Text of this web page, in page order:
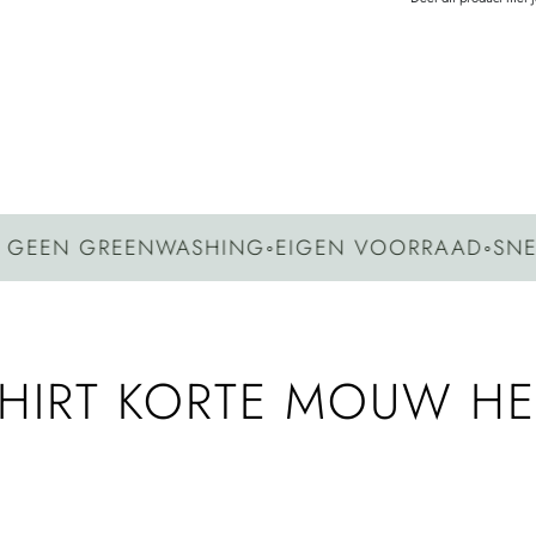
GREENWASHING◦EIGEN VOORRAAD◦SNELLE
KORTE MOUW